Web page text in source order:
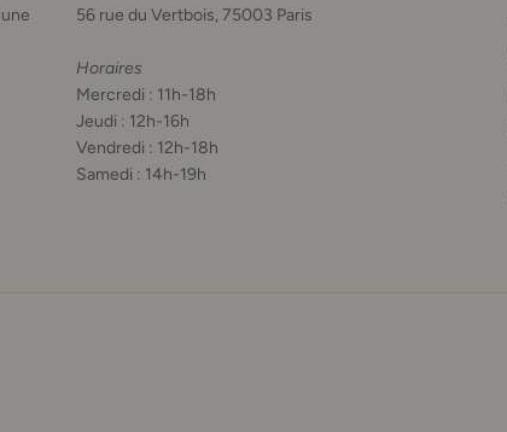
56 rue du Vertbois, 75003 Paris
Horaires
Mercredi : 11h-18h
Jeudi : 12h-16h
Vendredi : 12h-18h
Samedi : 14h-19h